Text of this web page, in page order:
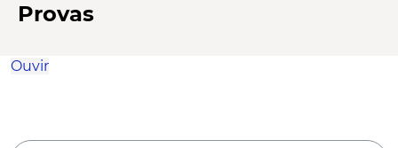
Provas
Ouvir